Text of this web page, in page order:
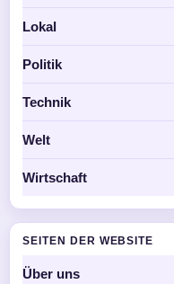
Lokal
Politik
Technik
Welt
Wirtschaft
SEITEN DER WEBSITE
Über uns